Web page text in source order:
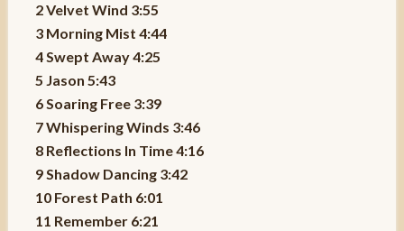
2 Velvet Wind 3:55
3 Morning Mist 4:44
4 Swept Away 4:25
5 Jason 5:43
6 Soaring Free 3:39
7 Whispering Winds 3:46
8 Reflections In Time 4:16
9 Shadow Dancing 3:42
10 Forest Path 6:01
11 Remember 6:21